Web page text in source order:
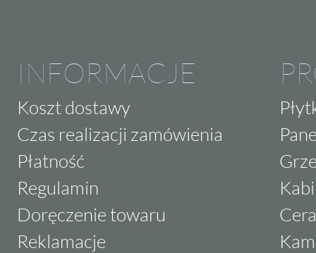
INFORMACJE
Koszt dostawy
Czas realizacji zamówienia
Płatność
Regulamin
Doręczenie towaru
Reklamacje